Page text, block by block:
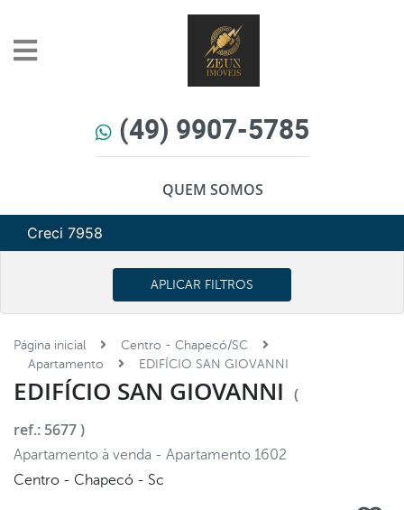
(49) 9907-5785
QUEM SOMOS
Creci 7958
APLICAR FILTROS
Página inicial
Centro - Chapecó/SC
Apartamento
EDIFÍCIO SAN GIOVANNI
EDIFÍCIO SAN GIOVANNI (
ref.: 5677 )
Apartamento à venda - Apartamento 1602
Centro - Chapecó - Sc